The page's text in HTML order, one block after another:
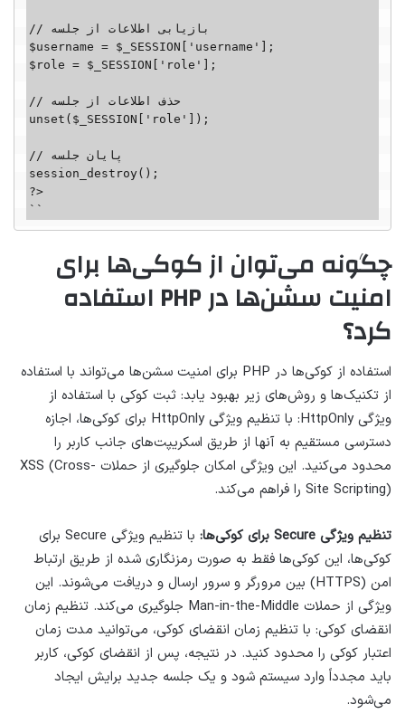
// بازیابی اطلاعات از جلسه
$username = $_SESSION['username'];
$role = $_SESSION['role'];
// حذف اطلاعات از جلسه
unset($_SESSION['role']);
// پایان جلسه
session_destroy();
?>
``
چگونه می‌توان از کوکی‌ها برای
امنیت سشن‌ها در PHP استفاده
کرد؟
استفاده از کوکی‌ها در PHP برای امنیت سشن‌ها می‌تواند با استفاده
از تکنیک‌ها و روش‌های زیر بهبود یابد: ثبت کوکی با استفاده از
ویژگی HttpOnly: با تنظیم ویژگی HttpOnly برای کوکی‌ها، اجازه
دسترسی مستقیم به آنها از طریق اسکریپت‌های جانب کاربر را
محدود می‌کنید. این ویژگی امکان جلوگیری از حملات XSS (Cross-
Site Scripting) را فراهم می‌کند.
تنظیم ویژگی Secure برای کوکی‌ها:
با تنظیم ویژگی Secure برای
کوکی‌ها، این کوکی‌ها فقط به صورت رمزنگاری شده از طریق ارتباط
امن (HTTPS) بین مرورگر و سرور ارسال و دریافت می‌شوند. این
ویژگی از حملات Man-in-the-Middle جلوگیری می‌کند. تنظیم زمان
انقضای کوکی: با تنظیم زمان انقضای کوکی، می‌توانید مدت زمان
اعتبار کوکی را محدود کنید. در نتیجه، پس از انقضای کوکی، کاربر
باید مجدداً وارد سیستم شود و یک جلسه جدید برایش ایجاد
می‌شود.